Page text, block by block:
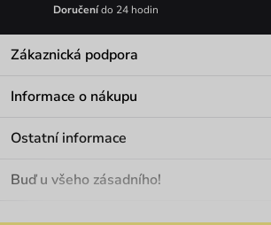
Doručenído 24 hodin
Zákaznická podpora
Informace o nákupu
Materiály a údržba
Ostatní informace
Velkoobchod
Buď u všeho zásadního!